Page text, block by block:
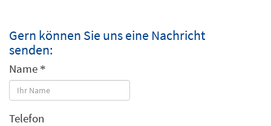
Gern können Sie uns eine Nachricht
senden:
Name
Telefon